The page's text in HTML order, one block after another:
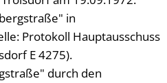
in
Protokoll Hauptausschuss
E 4275).
durch den